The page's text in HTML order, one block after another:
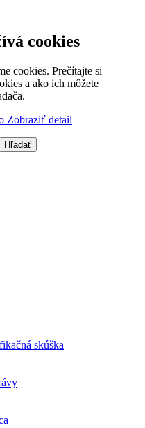
cookies
cookies. Prečítajte si
a ako ich môžete
Zobraziť detail
skúška